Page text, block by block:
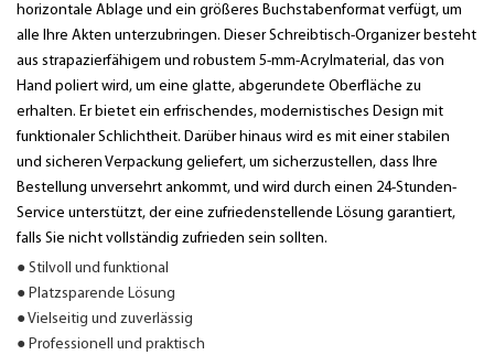
horizontale Ablage und ein größeres Buchstabenformat verfügt, um
alle Ihre Akten unterzubringen. Dieser Schreibtisch-Organizer besteht
aus strapazierfähigem und robustem 5-mm-Acrylmaterial, das von
Hand poliert wird, um eine glatte, abgerundete Oberfläche zu
erhalten. Er bietet ein erfrischendes, modernistisches Design mit
funktionaler Schlichtheit. Darüber hinaus wird es mit einer stabilen
und sicheren Verpackung geliefert, um sicherzustellen, dass Ihre
Bestellung unversehrt ankommt, und wird durch einen 24-Stunden-
Service unterstützt, der eine zufriedenstellende Lösung garantiert,
falls Sie nicht vollständig zufrieden sein sollten.
● Stilvoll und funktional
● Platzsparende Lösung
● Vielseitig und zuverlässig
● Professionell und praktisch